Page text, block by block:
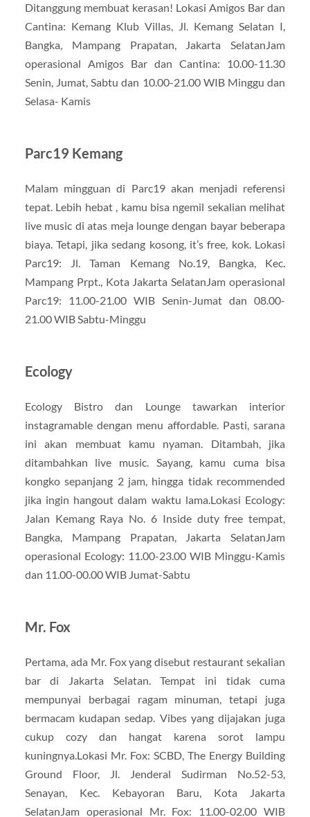
Ditanggung membuat kerasan! Lokasi Amigos Bar dan
Cantina: Kemang Klub Villas, Jl. Kemang Selatan I,
Bangka, Mampang Prapatan, Jakarta SelatanJam
operasional Amigos Bar dan Cantina: 10.00-11.30
Senin, Jumat, Sabtu dan 10.00-21.00 WIB Minggu dan
Selasa- Kamis
Parc19 Kemang
Malam mingguan di Parc19 akan menjadi referensi
tepat. Lebih hebat , kamu bisa ngemil sekalian melihat
live music di atas meja lounge dengan bayar beberapa
biaya. Tetapi, jika sedang kosong, it’s free, kok. Lokasi
Parc19: Jl. Taman Kemang No.19, Bangka, Kec.
Mampang Prpt., Kota Jakarta SelatanJam operasional
Parc19: 11.00-21.00 WIB Senin-Jumat dan 08.00-
21.00 WIB Sabtu-Minggu
Ecology
Ecology Bistro dan Lounge tawarkan interior
instagramable dengan menu affordable. Pasti, sarana
ini akan membuat kamu nyaman. Ditambah, jika
ditambahkan live music. Sayang, kamu cuma bisa
kongko sepanjang 2 jam, hingga tidak recommended
jika ingin hangout dalam waktu lama.Lokasi Ecology:
Jalan Kemang Raya No. 6 Inside duty free tempat,
Bangka, Mampang Prapatan, Jakarta SelatanJam
operasional Ecology: 11.00-23.00 WIB Minggu-Kamis
dan 11.00-00.00 WIB Jumat-Sabtu
Mr. Fox
Pertama, ada Mr. Fox yang disebut restaurant sekalian
bar di Jakarta Selatan. Tempat ini tidak cuma
mempunyai berbagai ragam minuman, tetapi juga
bermacam kudapan sedap. Vibes yang dijajakan juga
cukup cozy dan hangat karena sorot lampu
kuningnya.Lokasi Mr. Fox: SCBD, The Energy Building
Ground Floor, Jl. Jenderal Sudirman No.52-53,
Senayan, Kec. Kebayoran Baru, Kota Jakarta
SelatanJam operasional Mr. Fox: 11.00-02.00 WIB